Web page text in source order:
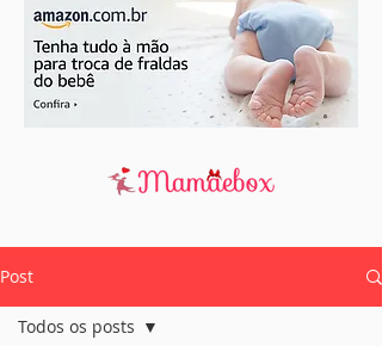
Post
Todos os posts